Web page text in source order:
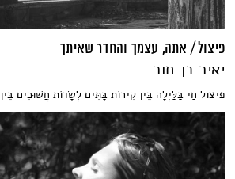
פיצול / אתה, עצמך והחדר שאיתך
יאיר בן־חור
פיצול חַי בַּלַּיְלָה בֵּין קִירוֹת בָּתִּים לְשָׂדוֹת חֲשׁוּכִים